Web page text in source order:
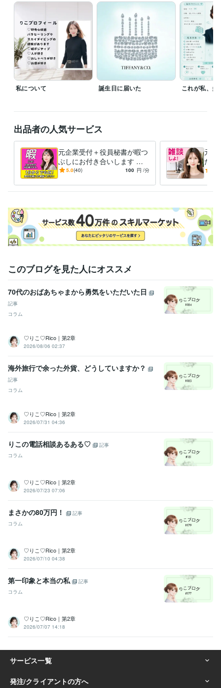
【新サービスリリースしました】
https://coconala.com/services/4298715
堂々とクーポン使ってね！
https://coconala.com/pservices/4302182
✼••┈┈┈┈••✼••┈┈┈┈••✼
断続的に待機しています。
【ブログ】
私のことを少しでも知っていただけるようにブログを書いています。良
かったらご覧くださいませ。
コンテンツマーケットに初出品しました♡
https://coconala.com/contents_market/articles/cmj3yieew06foas0h6i0ikx
経験職種
事務・ビジネスサポート / 秘書 経験年数 : 4年
ライフスタイル・その他 / 講師・インストラクター
受賞歴
Instagramスタート
ココナラ電話相談スタート　　1/2
3〜
ココナラレギュラーランク♡ありがとうございます ココナラシ
ます ココナラ電話相談40件達成♡ありがとうございます
話相談60件達成♡ありがとうございます
ココナラ電話相談80件達成♡ありがとうござ
います
ココナラ電話相談100件達成♡ありがとうございます
ラプラチナランク継続中♡ありがとうございます
ココナラコンテン
ツマーケット初出品♡ありがとうございます
ココナラ1年継続♡あり
ナラ電話相談200件達成♡ありがとうございます
加♡ありがとうございます
ビジネス・クリエイティブツール
Canva:5年
悩み相談・カウンセリング
強い ♡好奇心旺盛
♡文章を書
く ♡癒し系ボイス
ハンドメイド制作
私について 誕生日に届いた これが私、多
出品者の人気サービス
元企業受付＋役員秘書が暇つ
ぶしにお付き合いします あ
なたの暇つぶしにとこと
5.0(40) 100 円 /分
元企
たの
談・
このブログを見た人にオススメ
70代のおばあちゃまから勇気をいただいた日
記事
コラム
♡りこ♡Rico｜第2章
2026/08/06 02:37
海外旅行で余った外貨、どうしていますか？
記事
コラム
♡りこ♡Rico｜第2章
2026/07/31 04:36
りこの電話相談あるある♡
記事
コラム
♡りこ♡Rico｜第2章
2026/07/23 07:06
まさかの80万円！
記事
コラム
♡りこ♡Rico｜第2章
2026/07/10 04:38
第一印象と本当の私
記事
コラム
♡りこ♡Rico｜第2章
2026/07/07 14:18